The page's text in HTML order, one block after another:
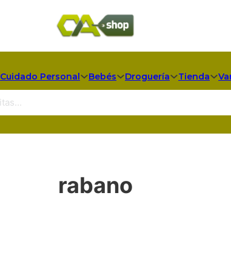
Cuidado Personal Bebés Droguería Tienda
rabano